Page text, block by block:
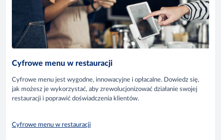
Cyfrowe menu w restauracji
Cyfrowe menu jest wygodne, innowacyjne i opłacalne. Dowiedz się,
jak możesz je wykorzystać, aby zrewolucjonizować działanie swojej
restauracji i poprawić doświadczenia klientów.
Cyfrowe menu w restauracji